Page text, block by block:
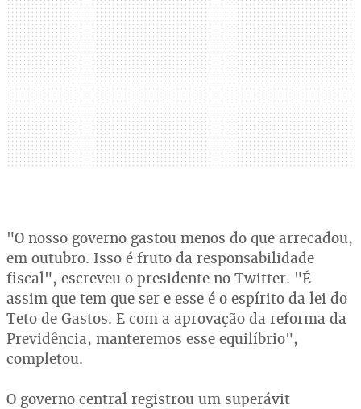
"O nosso governo gastou menos do que arrecadou,
em outubro. Isso é fruto da responsabilidade
fiscal", escreveu o presidente no Twitter. "É
assim que tem que ser e esse é o espírito da lei do
Teto de Gastos. E com a aprovação da reforma da
Previdência, manteremos esse equilíbrio",
completou.
O governo central registrou um superávit